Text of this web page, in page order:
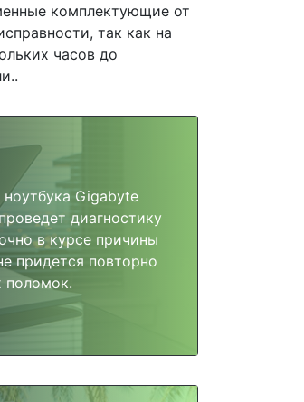
комплектующие от
так как на
часов до
Gigabyte
диагностику
в курсе причины
придется повторно
поломок.